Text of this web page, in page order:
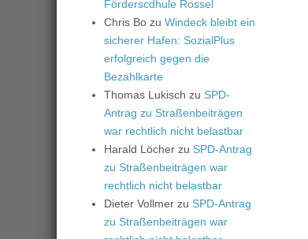
Förderscdhule Rossel
Chris Bo zu Windeck bleibt ein
sicherer Hafen: SozialPlus
erfolgreich gegen die
Bezahlkarte
Thomas Lukisch zu SPD-
Antrag zu Straßenbeiträgen
war rechtlich nicht belastbar
Harald Löcher zu SPD-Antrag
zu Straßenbeiträgen war
rechtlich nicht belastbar
Dieter Vollmer zu SPD-Antrag
zu Straßenbeiträgen war